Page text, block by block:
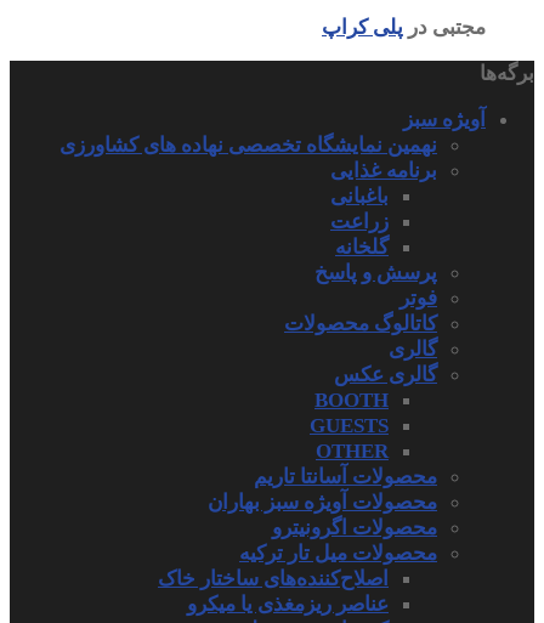
مجتبی در پلی کراپ
برگه‌ها
آویژه سبز
نهمین نمایشگاه تخصصی نهاده های کشاورزی
برنامه غذایی
باغبانی
زراعت
گلخانه
پرسش و پاسخ
فوتر
کاتالوگ محصولات
گالری
گالری عکس
BOOTH
GUESTS
OTHER
محصولات آسانتا تاریم
محصولات آویژه سبز بهاران
محصولات اگرونیترو
محصولات میل تار ترکیه
اصلاح‌کننده‌های ساختار خاک
عناصر ریزمغذی یا میکرو